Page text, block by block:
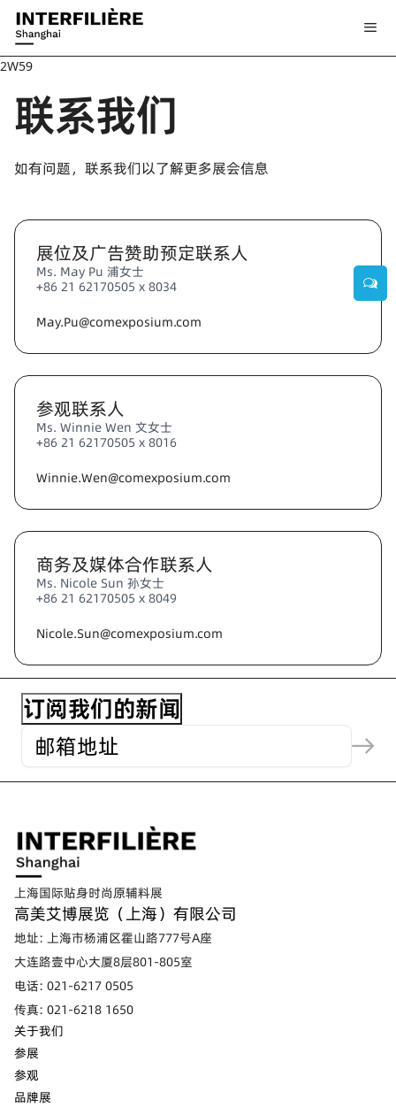
2W59
联系我们
如有问题，联系我们以了解更多展会信息
展位及广告赞助预定联系人
Ms. May Pu 浦女士
+86 21 62170505 x 8034
May.Pu@comexposium.com
参观联系人
Ms. Winnie Wen 文女士
+86 21 62170505 x 8016
Winnie.Wen@comexposium.com
商务及媒体合作联系人
Ms. Nicole Sun 孙女士
+86 21 62170505 x 8049
Nicole.Sun@comexposium.com
上海国际贴身时尚原辅料展
高美艾博展览（上海）有限公司
地址: 上海市杨浦区霍山路777号A座
大连路壹中心大厦8层801-805室
电话: 021-6217 0505
传真: 021-6218 1650
关于我们
参展
参观
品牌展